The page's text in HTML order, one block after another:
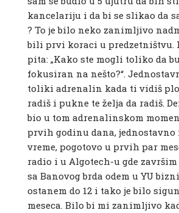
kancelariju i da bi se slikao da
? To je bilo neko zanimljivo
bili prvi koraci u predzetništvu.
pita: „Kako ste mogli toliko da
fokusiran na nešto?“.
toliki adrenalin kada ti vidiš
radiš i pukne te želja da radiš.
bio u tom adrenalinskom
prvih godinu dana, jednostavno
vreme, pogotovo u prvih par
radio i u Algotech-u gde završim
sa Banovog brda odem u YU
ostanem do 12 i tako je bilo
meseca. Bilo bi mi zanimljivo